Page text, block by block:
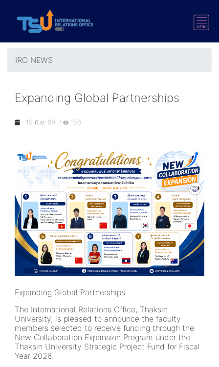
IRO NEWS
Expanding Global Partnerships
15 มิ.ย. 69 / 156
Expanding Global Partnerships
The International Relations Office, Thaksin
University, is pleased to announce the faculty
members selected to receive funding through the
New Collaboration Expansion Program under the
Thaksin University Strategic Project Fund for Fiscal
Year 2026.